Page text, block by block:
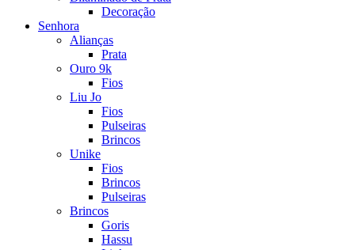
Decoração
Senhora
Alianças
Prata
Ouro 9k
Fios
Liu Jo
Fios
Pulseiras
Brincos
Unike
Fios
Brincos
Pulseiras
Brincos
Goris
Hassu